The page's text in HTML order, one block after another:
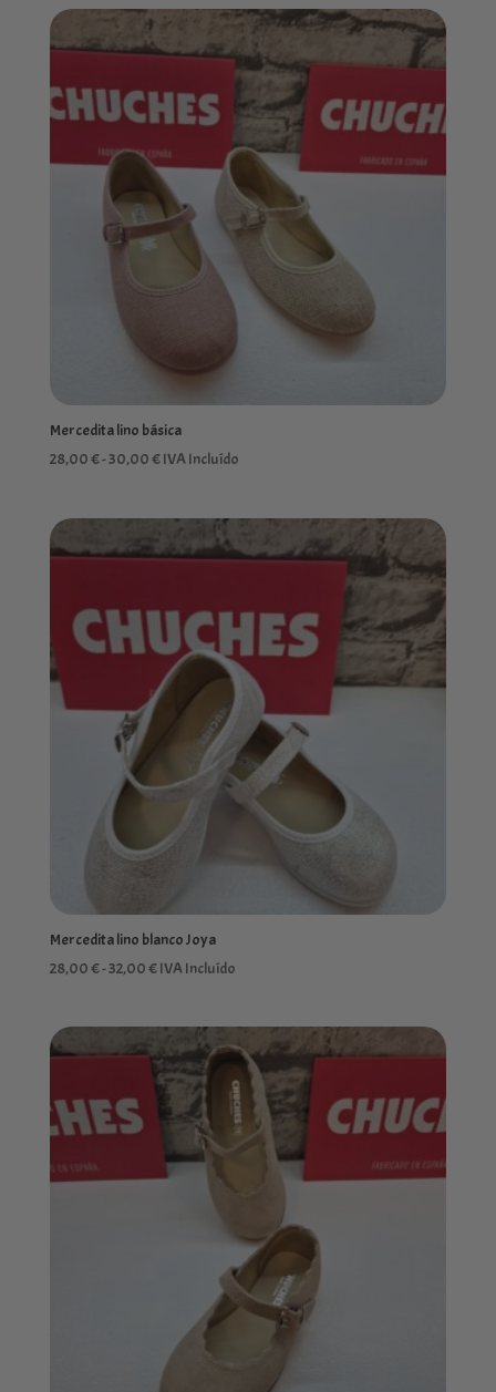
desde
26,00 €
32,95 €
Mercedita lino básica
28,00€-30,00€Rango
28,00 €
30,00 €
IVA Incluído
Mercedita lino blanco Joya
28,00€-32,00€Rango
28,00 €
hasta
32,00 €
IVA Incluído